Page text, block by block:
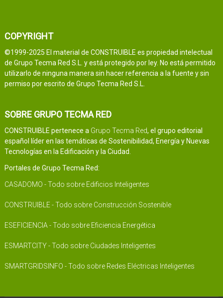
COPYRIGHT
©1999-2025 El material de CONSTRUIBLE es propiedad intelectual
de Grupo Tecma Red S.L. y está protegido por ley. No está permitido
utilizarlo de ninguna manera sin hacer referencia a la fuente y sin
permiso por escrito de Grupo Tecma Red S.L.
SOBRE GRUPO TECMA RED
CONSTRUIBLE pertenece a Grupo Tecma Red, el grupo editorial
español líder en las temáticas de Sostenibilidad, Energía y Nuevas
Tecnologías en la Edificación y la Ciudad.
Portales de Grupo Tecma Red:
CASADOMO - Todo sobre Edificios Inteligentes
CONSTRUIBLE - Todo sobre Construcción Sostenible
ESEFICIENCIA - Todo sobre Eficiencia Energética
ESMARTCITY - Todo sobre Ciudades Inteligentes
SMARTGRIDSINFO - Todo sobre Redes Eléctricas Inteligentes